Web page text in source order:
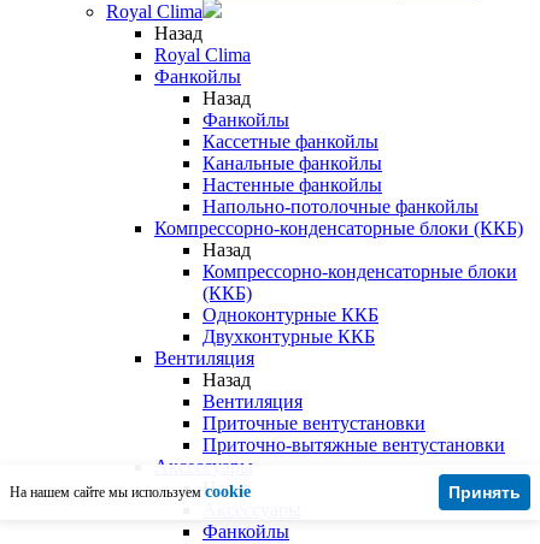
Royal Clima
Назад
Royal Clima
Фанкойлы
Назад
Фанкойлы
Кассетные фанкойлы
Канальные фанкойлы
Настенные фанкойлы
Напольно-потолочные фанкойлы
Компрессорно-конденсаторные блоки (ККБ)
Назад
Компрессорно-конденсаторные блоки
(ККБ)
Одноконтурные ККБ
Двухконтурные ККБ
Вентиляция
Назад
Вентиляция
Приточные вентустановки
Приточно-вытяжные вентустановки
Аксессуары
Назад
Фанкойлы
На нашем сайте мы используем cookie Принять